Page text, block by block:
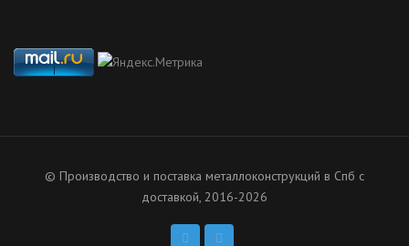
© Производство и поставка металлоконструкций в Спб с
доставкой, 2016-2026